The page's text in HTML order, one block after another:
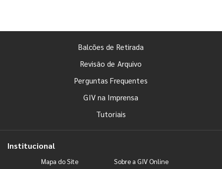
Balcões de Retirada
Revisão de Arquivo
Perguntas Frequentes
GIV na Imprensa
Tutoriais
Institucional
Mapa do Site Sobre a GIV Online